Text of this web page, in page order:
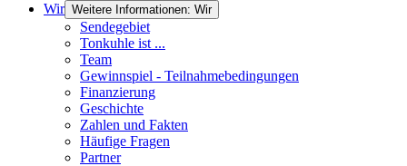
Wir Weitere Informationen: Wir
Sendegebiet
Tonkuhle ist ...
Team
Gewinnspiel - Teilnahmebedingungen
Finanzierung
Geschichte
Zahlen und Fakten
Häufige Fragen
Partner